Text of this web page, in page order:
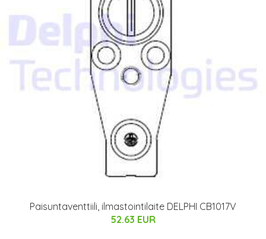
Paisuntaventtiili, ilmastointilaite DELPHI CB1017V
52.63 EUR